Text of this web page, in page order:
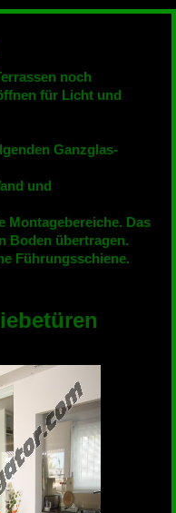
noch
für Licht und
Ganzglas-
und
Montagebereiche. Das
Boden übertragen.
Führungsschiene.